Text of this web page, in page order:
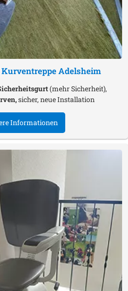
Adelsheim
(mehr Sicherheit),
sicher, neue Installation
Informationen